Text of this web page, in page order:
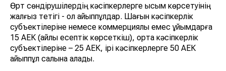
Өрт сөндірушілердің кәсіпкерлерге қысым көрсетуінің
жалғыз тетігі - ол айыппұлдар. Шағын кәсіпкерлік
субъектілеріне немесе коммерциялық емес ұйымдарға
15 АЕК (айлық есептік көрсеткіш), орта кәсіпкерлік
субъектілеріне – 25 АЕК, ірі кәсіпкерлерге 50 АЕК
айыппұл салына алады.